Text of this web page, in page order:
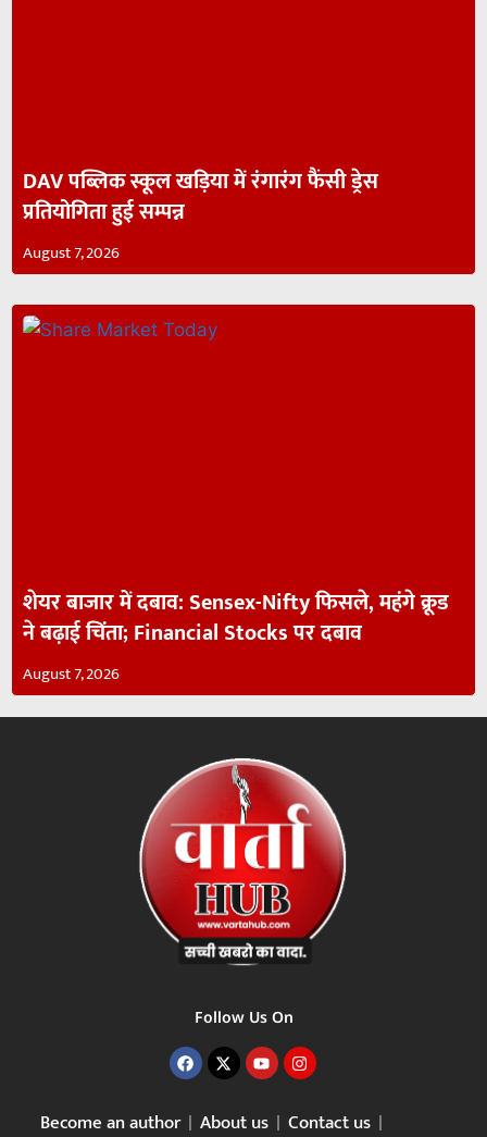
DAV पब्लिक स्कूल खड़िया में रंगारंग फैंसी ड्रेस
प्रतियोगिता हुई सम्पन्न
August 7, 2026
शेयर बाजार में दबाव: Sensex-Nifty फिसले, महंगे क्रूड
ने बढ़ाई चिंता; Financial Stocks पर दबाव
August 7, 2026
Follow Us On
Become an author About us Contact us